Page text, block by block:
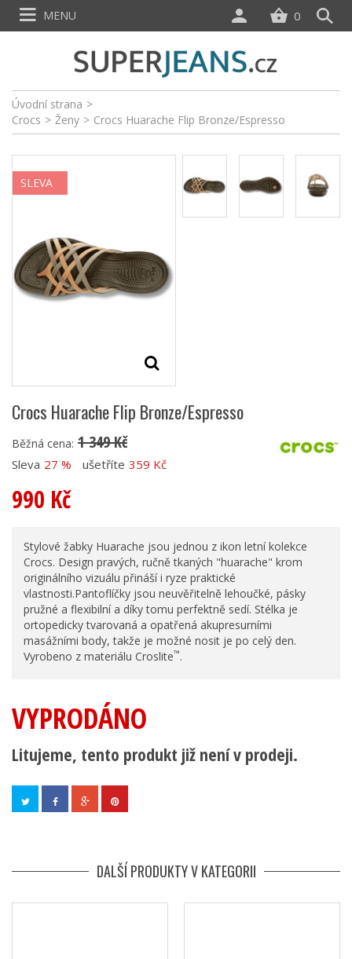
Úvodní strana >
Crocs > Ženy > Crocs Huarache Flip Bronze/Espresso
SLEVA
Crocs Huarache Flip Bronze/Espresso
Běžná cena: 1 349 Kč
Sleva 27 % ušetříte 359 Kč
990 Kč
Stylové žabky Huarache jsou jednou z ikon letní kolekce
Crocs. Design pravých, ručně tkaných "huarache" krom
originálního vizuálu přináší i ryze praktické
vlastnosti.Pantoflíčky jsou neuvěřitelně lehoučké, pásky
pružné a flexibilní a díky tomu perfektně sedí. Stélka je
ortopedicky tvarovaná a opatřená akupresurními
masážními body, takže je možné nosit je po celý den.
Vyrobeno z materiálu Croslite™.
VYPRODÁNO
Litujeme, tento produkt již není v prodeji.
DALŠÍ PRODUKTY V KATEGORII
0
MENU